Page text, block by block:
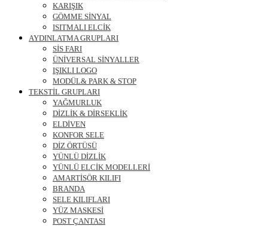
KARIŞIK
GÖMME SİNYAL
ISITMALI ELCİK
AYDINLATMA GRUPLARI
SİS FARI
ÜNİVERSAL SİNYALLER
IŞIKLI LOGO
MODÜL& PARK & STOP
TEKSTİL GRUPLARI
YAĞMURLUK
DİZLİK & DİRSEKLİK
ELDİVEN
KONFOR SELE
DİZ ÖRTÜSÜ
YÜNLÜ DİZLİK
YÜNLÜ ELCİK MODELLERİ
AMARTİSÖR KILIFI
BRANDA
SELE KILIFLARI
YÜZ MASKESİ
POST ÇANTASI